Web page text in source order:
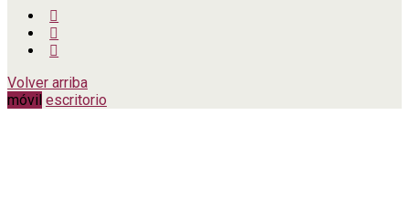
Volver arriba
móvil escritorio